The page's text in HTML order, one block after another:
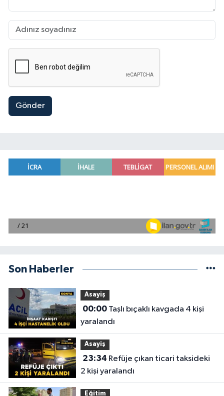
Gönder
Son Haberler
Asayiş
00:00Taşlı bıçaklı kavgada 4 kişi
yaralandı
Asayiş
23:34
2 kişi yaralandı
Eğitim